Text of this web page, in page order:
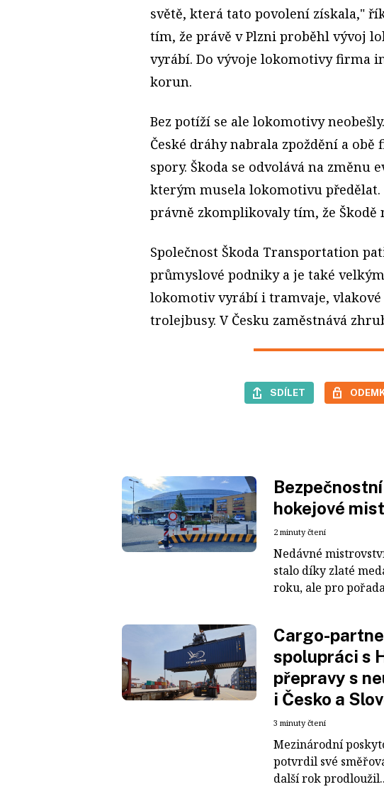
světě, která tato povolení získala,"
tím, že právě v Plzni proběhl vývoj
vyrábí. Do vývoje lokomotivy firma
korun.
Bez potíží se ale lokomotivy
České dráhy nabrala zpoždění a
spory. Škoda se odvolává na změnu
kterým musela lokomotivu předělat.
právně zkomplikovaly tím, že Škodě
Společnost Škoda Transportation
průmyslové podniky a je také
lokomotiv vyrábí i tramvaje,
trolejbusy. V Česku zaměstnává
SDÍLET
hokejové
2 minuty čtení
Nedávné
stalo díky zlaté
roku, ale pro
Cargo-
spolupráci s
přepravy s
i Česko a
3 minuty čtení
Mezinárodní
potvrdil své
další rok